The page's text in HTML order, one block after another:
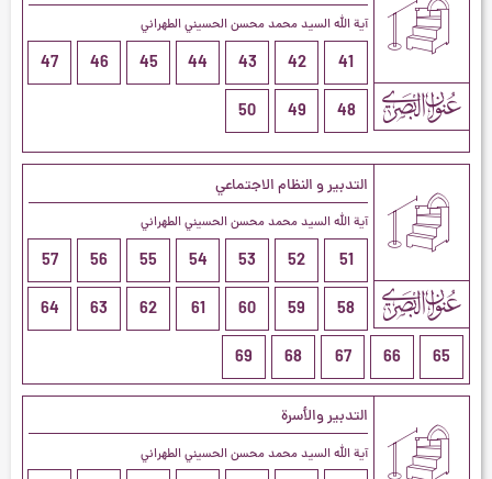
آية الله السيد محمد محسن الحسيني الطهراني
41
42
43
44
45
46
47
48
49
50
التدبير و النظام الاجتماعي
آية الله السيد محمد محسن الحسيني الطهراني
51
52
53
54
55
56
57
58
59
60
61
62
63
64
65
66
67
68
69
التدبير والأسرة
آية الله السيد محمد محسن الحسيني الطهراني